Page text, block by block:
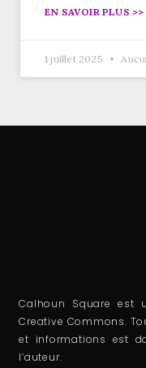
EN SAVOIR PLUS >>
1 juillet 2025
Calhoun Square est
Creative Commons.
et informations est
l’auteur.